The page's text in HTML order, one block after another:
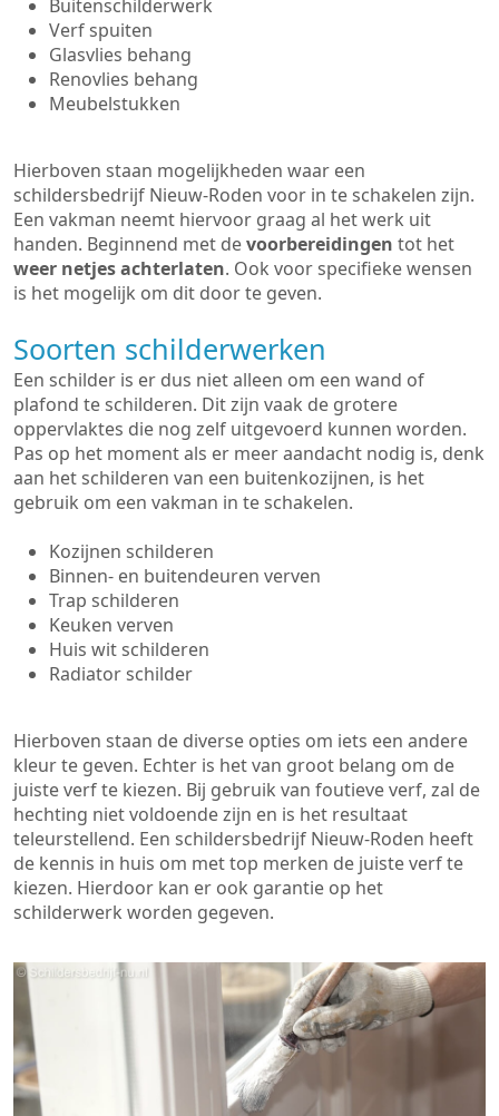
Buitenschilderwerk
Verf spuiten
Glasvlies behang
Renovlies behang
Meubelstukken
Hierboven staan mogelijkheden waar een
schildersbedrijf Nieuw-Roden voor in te schakelen zijn.
Een vakman neemt hiervoor graag al het werk uit
handen. Beginnend met devoorbereidingen tot het
weer netjes achterlaten. Ook voor specifieke wensen
is het mogelijk om dit door te geven.
Soorten schilderwerken
Een schilder is er dus niet alleen om een wand of
plafond te schilderen. Dit zijn vaak de grotere
oppervlaktes die nog zelf uitgevoerd kunnen worden.
Pas op het moment als er meer aandacht nodig is, denk
aan het schilderen van een buitenkozijnen, is het
gebruik om een vakman in te schakelen.
Kozijnen schilderen
Binnen- en buitendeuren verven
Trap schilderen
Keuken verven
Huis wit schilderen
Radiator schilder
Hierboven staan de diverse opties om iets een andere
kleur te geven. Echter is het van groot belang om de
juiste verf te kiezen. Bij gebruik van foutieve verf, zal de
hechting niet voldoende zijn en is het resultaat
teleurstellend. Een schildersbedrijf Nieuw-Roden heeft
de kennis in huis om met top merken de juiste verf te
kiezen. Hierdoor kan er ook garantie op het
schilderwerk worden gegeven.